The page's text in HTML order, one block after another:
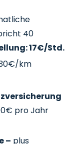
40
17€/Std.
km
pro Jahr
– plus